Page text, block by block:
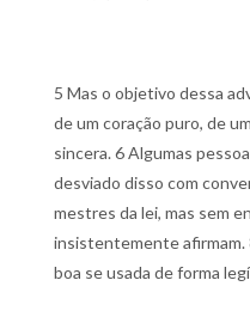
5 Mas o objetivo dessa
de um coração puro, de
sincera.6 Algumas
desviado disso com
mestres da lei, mas sem
insistentemente afirmam.
boa se usada de forma